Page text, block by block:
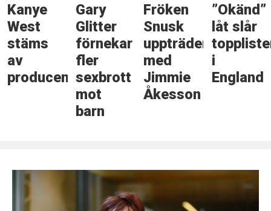
Kanye
West
stäms
av
producent
Gary
Glitter
förnekar
fler
sexbrott
mot
barn
Fröken
Snusk
uppträder
med
Jimmie
Åkesson
”Okänd”
låt slår
i
England